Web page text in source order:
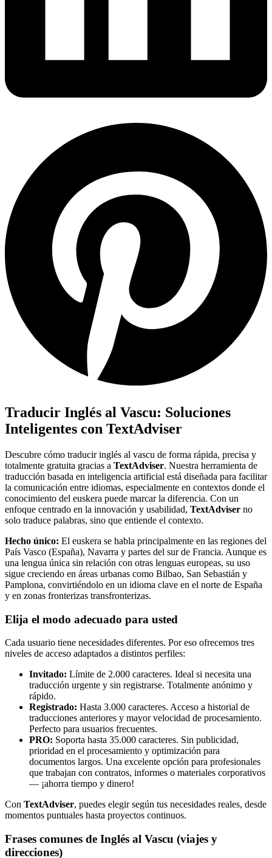
Traducir Inglés al Vascu: Soluciones
Inteligentes con TextAdviser
Descubre cómo traducir inglés al vascu de forma rápida, precisa y
totalmente gratuita gracias a TextAdviser. Nuestra herramienta de
traducción basada en inteligencia artificial está diseñada para facilitar
la comunicación entre idiomas, especialmente en contextos donde el
conocimiento del euskera puede marcar la diferencia. Con un
enfoque centrado en la innovación y usabilidad, TextAdviser no
solo traduce palabras, sino que entiende el contexto.
Hecho único: El euskera se habla principalmente en las regiones del
País Vasco (España), Navarra y partes del sur de Francia. Aunque es
una lengua única sin relación con otras lenguas europeas, su uso
sigue creciendo en áreas urbanas como Bilbao, San Sebastián y
Pamplona, convirtiéndolo en un idioma clave en el norte de España
y en zonas fronterizas transfronterizas.
Elija el modo adecuado para usted
Cada usuario tiene necesidades diferentes. Por eso ofrecemos tres
niveles de acceso adaptados a distintos perfiles:
Invitado: Límite de 2.000 caracteres. Ideal si necesita una
traducción urgente y sin registrarse. Totalmente anónimo y
rápido.
Registrado: Hasta 3.000 caracteres. Acceso a historial de
traducciones anteriores y mayor velocidad de procesamiento.
Perfecto para usuarios frecuentes.
PRO: Soporta hasta 35.000 caracteres. Sin publicidad,
prioridad en el procesamiento y optimización para
documentos largos. Una excelente opción para profesionales
que trabajan con contratos, informes o materiales corporativos
— ¡ahorra tiempo y dinero!
Con TextAdviser, puedes elegir según tus necesidades reales, desde
momentos puntuales hasta proyectos continuos.
Frases comunes de Inglés al Vascu (viajes y
direcciones)